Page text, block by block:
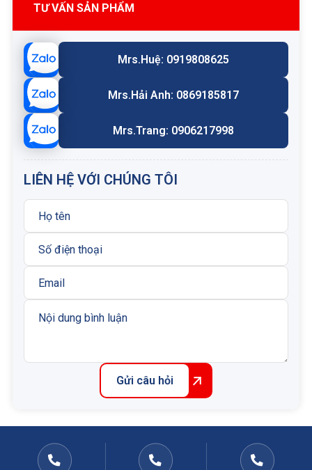
bị tắc lọc
sớm tình trạng lõi bị bẩn.
Kiểm tra và chọn đúng mã lõi tương thích với cụm
vỏ lọc để đạt hiệu quả lọc tối ưu.
TƯ VẤN SẢN PHẨM
Mrs.Huệ: 0919808625
Mrs.Hải Anh: 0869185817
Mrs.Trang: 0906217998
LIÊN HỆ VỚI CHÚNG TÔI
Gửi câu hỏi